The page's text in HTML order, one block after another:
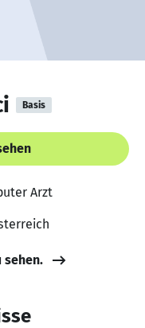
Basis
Arzt
sehen.